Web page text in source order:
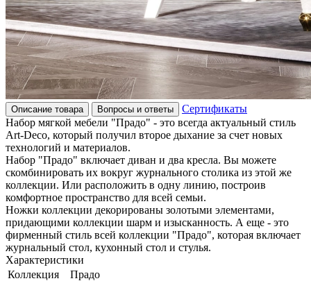
Описание товара Вопросы и ответы
Сертификаты
Набор мягкой мебели "Прадо" - это всегда актуальный стиль
Art-Deco, который получил второе дыхание за счет новых
технологий и материалов.
Набор "Прадо" включает диван и два кресла. Вы можете
скомбинировать их вокруг журнального столика из этой же
коллекции. Или расположить в одну линию, построив
комфортное пространство для всей семьи.
Ножки коллекции декорированы золотыми элементами,
придающими коллекции шарм и изысканность. А еще - это
фирменный стиль всей коллекции "Прадо", которая включает
журнальный стол, кухонный стол и стулья.
Характеристики
Коллекция
Прадо